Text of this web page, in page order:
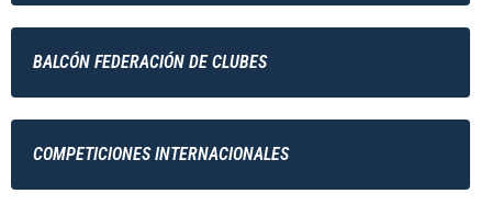
BALCÓN FEDERACIÓN DE CLUBES
COMPETICIONES INTERNACIONALES